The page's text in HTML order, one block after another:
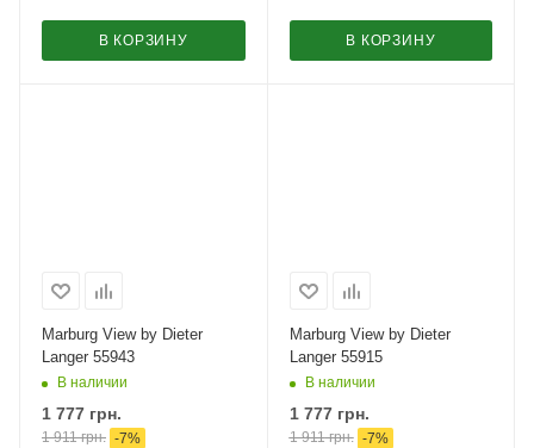
В КОРЗИНУ В КОРЗИНУ
Marburg View by Dieter
Langer 55943
В наличии
1 777 грн.
1 911грн. -7%
Marburg View by Dieter
Langer 55915
В наличии
1 777грн.
1 911грн. -7%